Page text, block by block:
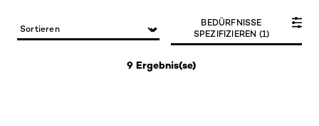
9 Ergebnis(se)
BEDÜRFNISSE
SPEZIFIZIEREN (1)